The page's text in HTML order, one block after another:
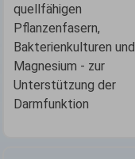
quellfähigen
Pflanzenfasern,
Bakterienkulturen und
Magnesium - zur
Unterstützung der
Darmfunktion